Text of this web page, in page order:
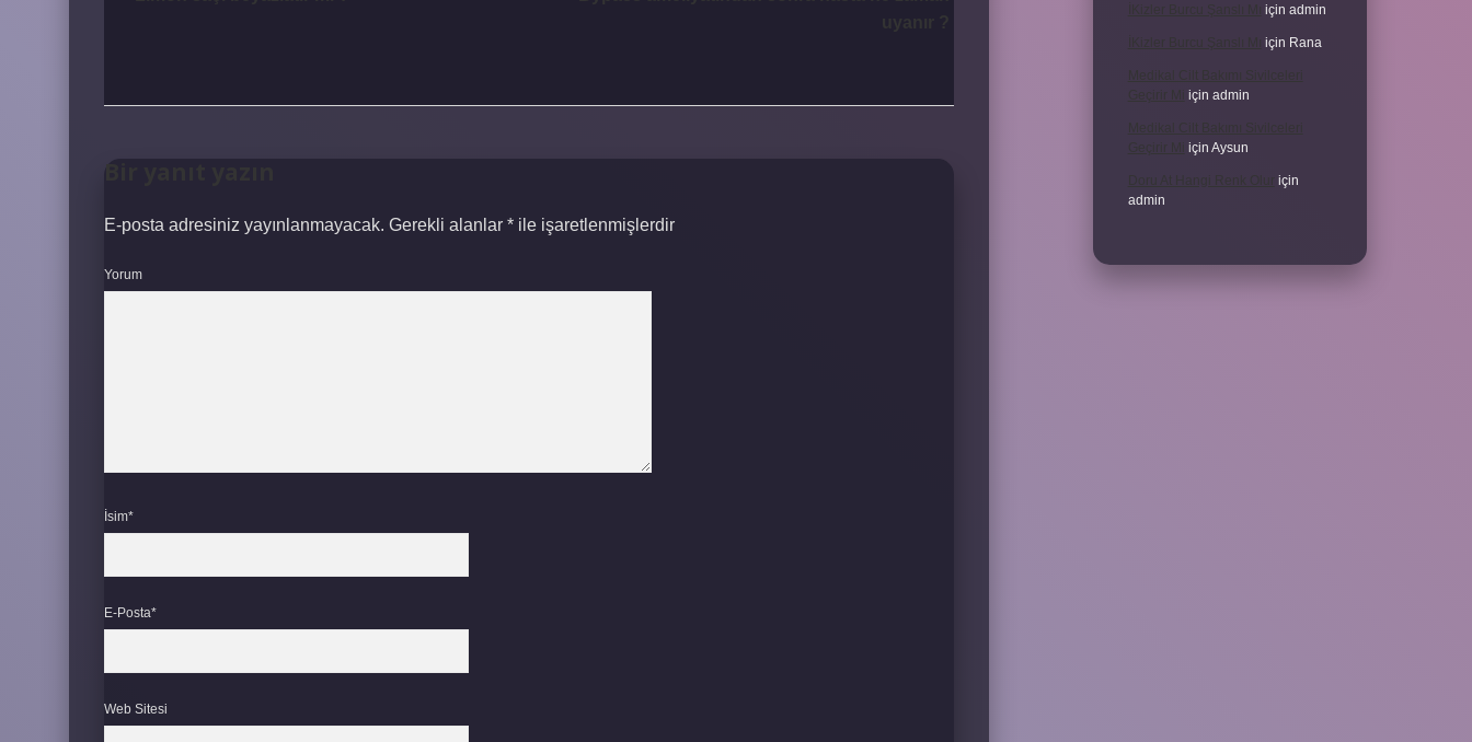
Bir yanıt yazın
E-posta adresiniz yayınlanmayacak. Gerekli alanlar * ile işaretlenmişlerdir
Yorum
İsim*
E-Posta*
Web Sitesi
için admin
için Rana
için admin
Medikal Cilt Bakımı Sivilceleri
için Aysun
Doru At Hangi Renk Olur
için
admin